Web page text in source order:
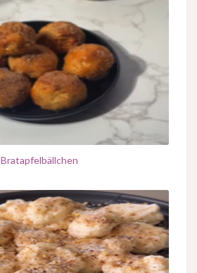
Bratapfelbällchen